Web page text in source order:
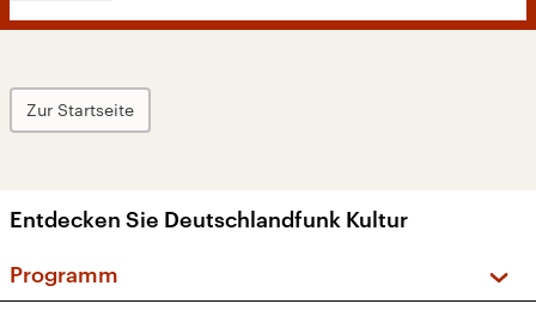
Zur Startseite
Entdecken Sie Deutschlandfunk Kultur
Programm